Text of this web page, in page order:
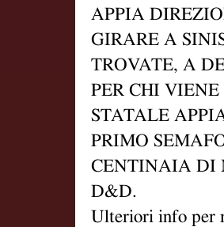
APPIA
GIRARE A
TROVATE, A
PER CHI
STATALE
PRIMO
CENTINAIA DI
D&D.
Ulteriori info per